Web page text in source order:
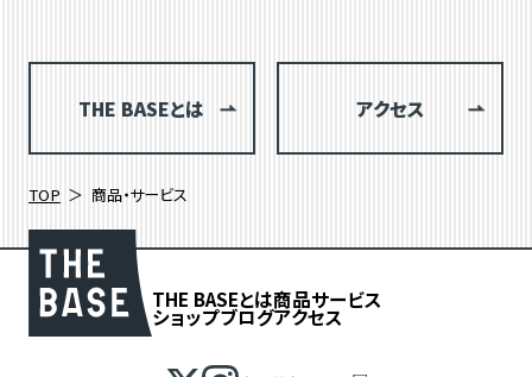
THE BASEとは アクセス
TOP 商品・サービス
THE BASEとは商品サービス
ショップブログアクセス